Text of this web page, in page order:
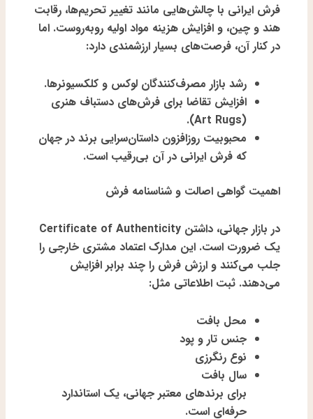
فرش ایرانی با چالش‌هایی مانند تغییر تحریم‌ها، رقابت
هند و چین، و افزایش هزینه مواد اولیه روبه‌روست. اما
در کنار آن، فرصت‌های بسیار ارزشمندی دارد:
رشد بازار مصرف‌کنندگان لوکس و کلکسیونرها.
افزایش تقاضا برایفرش‌های دستباف هنری
(Art Rugs)
.
محبوبیت روزافزونداستان‌سرایی برند در جهان
که فرش ایرانی در آن بی‌رقیب است.
اهمیت گواهی اصالت و شناسنامه فرش
در بازار جهانی، داشتنCertificate of Authenticity
یک ضرورت است. این مدارک اعتماد مشتری خارجی را
جلب می‌کنند و ارزش فرش را چند برابر افزایش
می‌دهند. ثبت اطلاعاتی مثل:
محل بافت
جنس تار و پود
نوع رنگرزی
سال بافت
برای برندهای معتبر جهانی، یک استاندارد
حرفه‌ای است.